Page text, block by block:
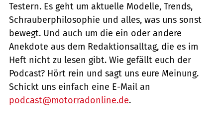
Testern. Es geht um aktuelle Modelle, Trends,
Schrauberphilosophie und alles, was uns sonst
bewegt. Und auch um die ein oder andere
Anekdote aus dem Redaktionsalltag, die es im
Heft nicht zu lesen gibt. Wie gefällt euch der
Podcast? Hört rein und sagt uns eure Meinung.
Schickt uns einfach eine E-Mail an
podcast@motorradonline.de.